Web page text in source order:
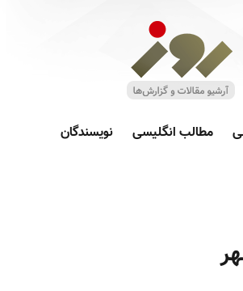
مطالب انگلیسی نویسندگان